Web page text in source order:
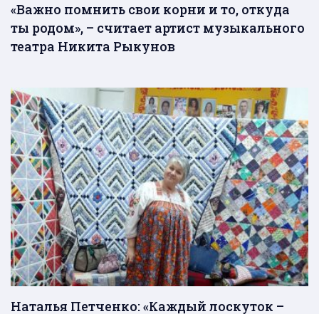
«Важно помнить свои корни и то, откуда
ты родом», – считает артист музыкального
театра Никита Рыкунов
Наталья Петченко: «Каждый лоскуток –